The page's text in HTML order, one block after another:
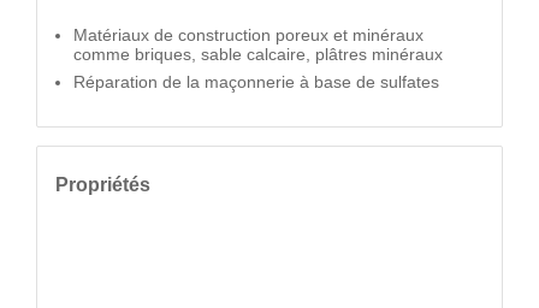
Matériaux de construction poreux et minéraux
comme briques, sable calcaire, plâtres minéraux
Réparation de la maçonnerie à base de sulfates
Propriétés